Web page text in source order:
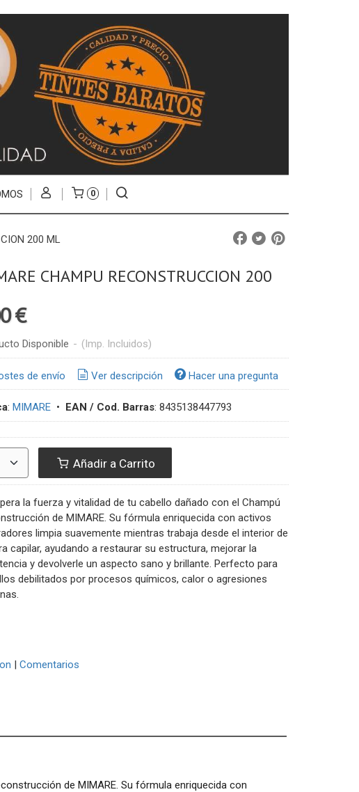
0
200 ML
CHAMPU RECONSTRUCCION 200
€
Disponible - (Imp. Incluidos)
de envío Ver descripción Hacer una pregunta
: MIMARE• EAN / Cod. Barras: 8435138447793
Añadir a Carrito
la fuerza y vitalidad de tu cabello dañado con el Champú
de MIMARE. Su fórmula enriquecida con activos
limpia suavemente mientras trabaja desde el interior de
capilar, ayudando a restaurar su estructura, mejorar la
y devolverle un aspecto sano y brillante. Perfecto para
debilitados por procesos químicos, calor o agresiones
Comentarios
de MIMARE. Su fórmula enriquecida con